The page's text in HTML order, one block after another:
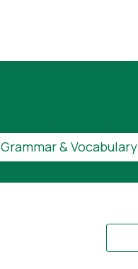
Grammar & Vocabulary